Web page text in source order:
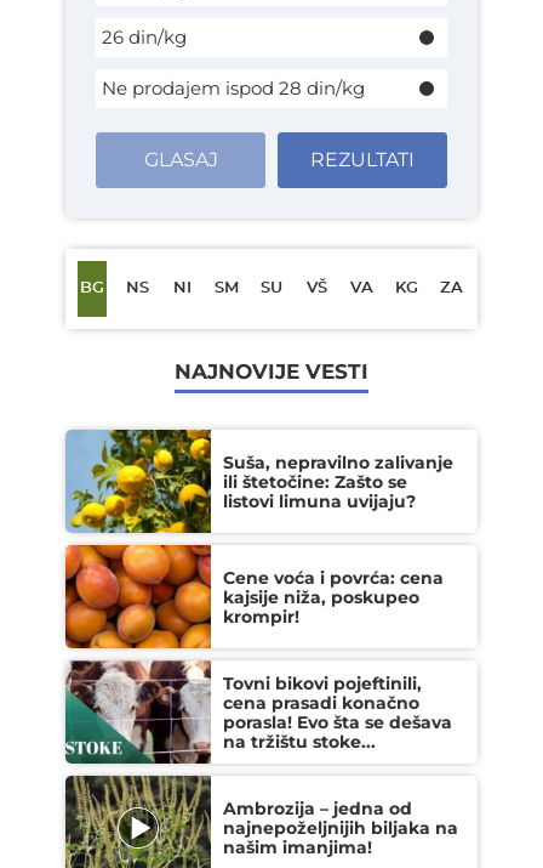
26 din/kg
Ne prodajem ispod 28 din/kg
GLASAJ REZULTATI
BG NS NI SM SU VŠ VA KG ZA
NAJNOVIJE VESTI
Suša, nepravilno zalivanje
ili štetočine: Zašto se
listovi limuna uvijaju?
Cene voća i povrća: cena
kajsije niža, poskupeo
krompir!
Tovni bikovi pojeftinili,
cena prasadi konačno
porasla! Evo šta se dešava
na tržištu stoke...
Ambrozija – jedna od
najnepoželjnijih biljaka na
našim imanjima!